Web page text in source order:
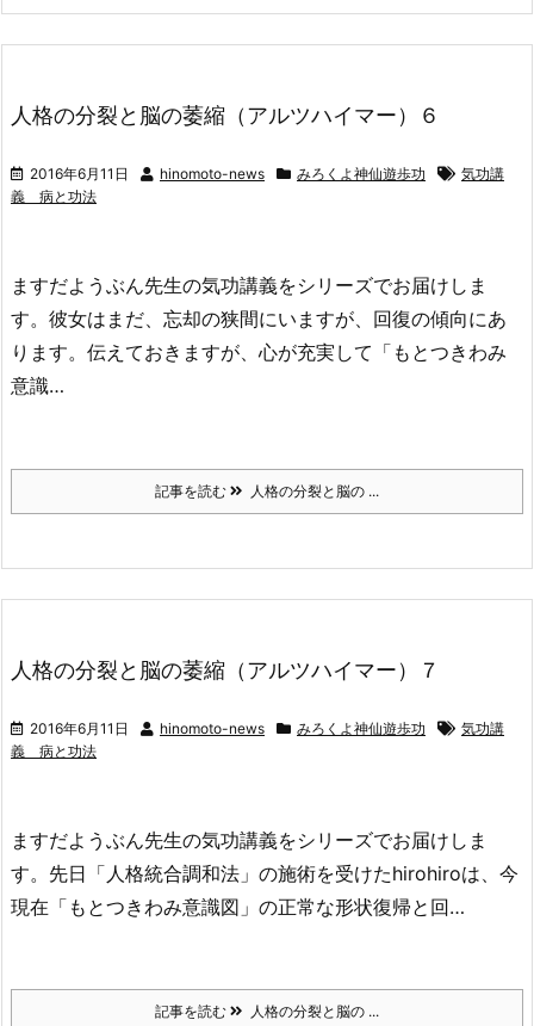
人格の分裂と脳の萎縮（アルツハイマー）６
2016年6月11日 hinomoto-news みろくよ神仙遊歩功
気功講
義 病と功法
ますだようぶん先生の気功講義をシリーズでお届けしま
す。彼女はまだ、忘却の狭間にいますが、回復の傾向にあ
ります。伝えておきますが、心が充実して「もとつきわみ
意識…
記事を読む 人格の分裂と脳の ...
人格の分裂と脳の萎縮（アルツハイマー）７
2016年6月11日 hinomoto-news みろくよ神仙遊歩功
気功講
義 病と功法
ますだようぶん先生の気功講義をシリーズでお届けしま
す。先日「人格統合調和法」の施術を受けたhirohiroは、今
現在「もとつきわみ意識図」の正常な形状復帰と回…
記事を読む 人格の分裂と脳の ...